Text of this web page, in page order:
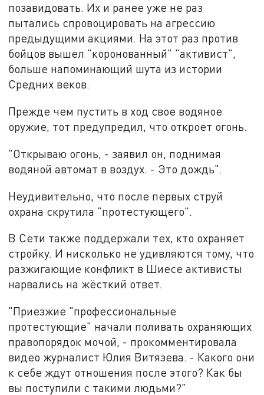
позавидовать. Их и ранее уже не раз
пытались спровоцировать на агрессию
предыдущими акциями. На этот раз против
бойцов вышел "коронованный" "активист",
больше напоминающий шута из истории
Средних веков.
Прежде чем пустить в ход свое водяное
оружие, тот предупредил, что откроет огонь.
"Открываю огонь, - заявил он, поднимая
водяной автомат в воздух. - Это дождь".
Неудивительно, что после первых струй
охрана скрутила "протестующего".
В Сети также поддержали тех, кто охраняет
стройку. И нисколько не удивляются тому, что
разжигающие конфликт в Шиесе активисты
нарвались на жёсткий ответ.
"Приезжие "профессиональные
протестующие" начали поливать охраняющих
правопорядок мочой, - прокомментировала
видео журналист Юлия Витязева. - Какого они
к себе ждут отношения после этого? Как бы
вы поступили с такими людьми?"